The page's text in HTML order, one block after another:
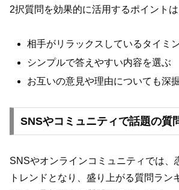
2択質問を効果的に活用するポイントは
相手がリラックスしているタイミ
シンプルで答えやすい内容を選ぶ
お互いの意見や理由についても深
SNSやコミュニティで話題の質
SNSやオンラインコミュニティでは、
トレンドとなり、盛り上がる質問ラン